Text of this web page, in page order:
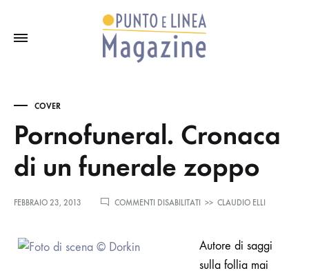
COVER
Pornofuneral. Cronaca
di un funerale zoppo
FEBBRAIO 23, 2013 COMMENTI DISABILITATI
SU
DI
UN
FUNERALE
>> CLAUDIO ELLI
Autore di saggi
sulla follia mai